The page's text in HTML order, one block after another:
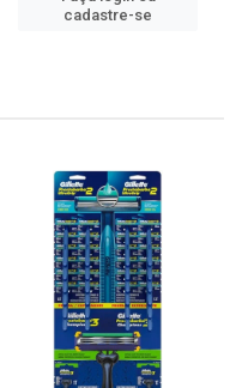
cadastre-se